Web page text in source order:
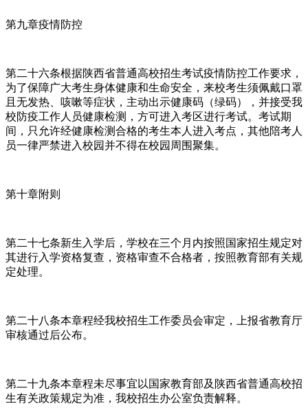
第九章疫情防控
第二十六条根据陕西省普通高校招生考试疫情防控工作要求，
为了保障广大考生身体健康和生命安全，来校考生须佩戴口罩
且无发热、咳嗽等症状，主动出示健康码（绿码），并接受我
校防疫工作人员健康检测，方可进入考区进行考试。考试期
间，只允许经健康检测合格的考生本人进入考点，其他陪考人
员一律严禁进入校园并不得在校园周围聚集。
第十章附则
第二十七条新生入学后，学校在三个月内按照国家招生规定对
其进行入学资格复查，资格审查不合格者，按照教育部有关规
定处理。
第二十八条本章程经我校招生工作委员会审定，上报省教育厅
审核通过后公布。
第二十九条本章程未尽事宜以国家教育部及陕西省普通高校招
生有关政策规定为准，我校招生办公室负责解释。